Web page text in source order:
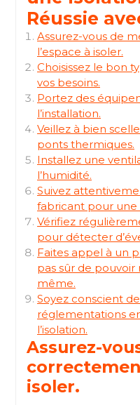
Réussie
Assurez-vous de
l’espace à isoler.
Choisissez le bon
vos besoins.
Portez des
l’installation.
Veillez à bien
ponts thermiques.
Installez une
l’humidité.
Suivez
fabricant pour une
Vérifiez
pour détecter
Faites appel à un
pas sûr de pouvoir
même.
Soyez conscient
réglementations
l’isolation.
Assurez-
isoler.